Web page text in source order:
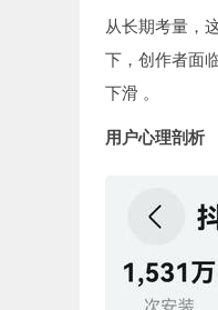
从长期考量，
下，创作者面
下滑 。
用户心理剖析